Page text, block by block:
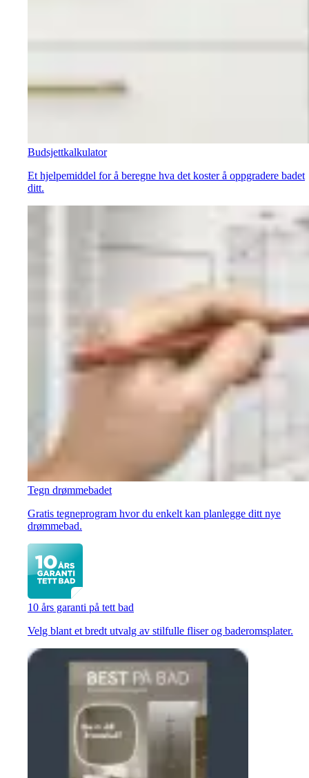
Budsjettkalkulator
Et hjelpemiddel for å beregne hva det koster å oppgradere badet
ditt.
Tegn drømmebadet
Gratis tegneprogram hvor du enkelt kan planlegge ditt nye
drømmebad.
10 års garanti på tett bad
Velg blant et bredt utvalg av stilfulle fliser og baderomsplater.